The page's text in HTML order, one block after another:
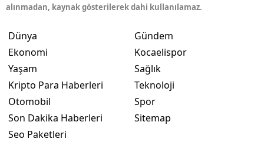
Ardahan
Yalova
alınmadan, kaynak gösterilerek dahi kullanılamaz.
Dünya
Ekonomi
Yaşam
Kripto Para Haberleri
Otomobil
Son Dakika Haberleri
Seo Paketleri
Gündem
Kocaelispor
Sağlık
Teknoloji
Spor
Sitemap